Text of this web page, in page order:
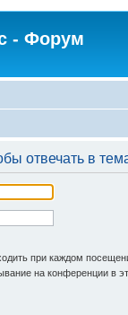
- Форум
отвечать в
при каждом
на конференции в